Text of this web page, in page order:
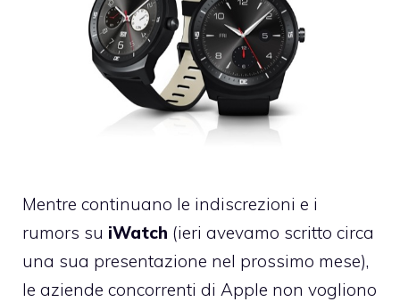
Mentre continuano le indiscrezioni e i
rumors su iWatch (ieri avevamo scritto circa
una sua presentazione nel prossimo mese),
le aziende concorrenti di Apple non vogliono